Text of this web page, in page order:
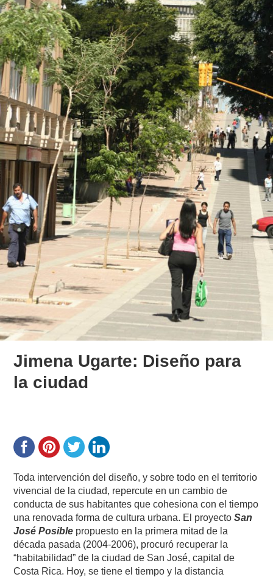
Jimena Ugarte: Diseño para
la ciudad
Toda intervención del diseño, y sobre todo en el territorio
vivencial de la ciudad, repercute en un cambio de
conducta de sus habitantes que cohesiona con el tiempo
una renovada forma de cultura urbana. El proyectoSan
José Posible propuesto en la primera mitad de la
década pasada (2004-2006), procuró recuperar la
“habitabilidad” de la ciudad de San José, capital de
Costa Rica. Hoy, se tiene el tiempo y la distancia